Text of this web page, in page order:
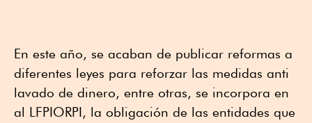
En este año, se acaban de publicar reformas a
diferentes leyes para reforzar las medidas anti
lavado de dinero, entre otras, se incorpora en
al LFPIORPI, la obligación de las entidades que